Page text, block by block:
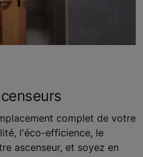
complet de votre
l'éco-efficience, le
ascenseur, et soyez en